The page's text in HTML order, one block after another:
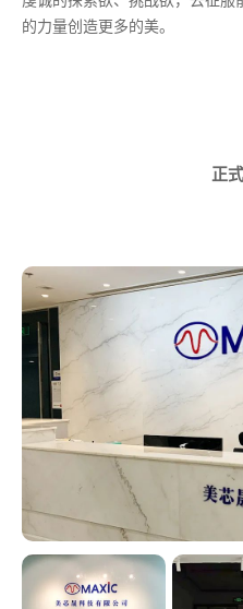
的力量创造更多的美。
正